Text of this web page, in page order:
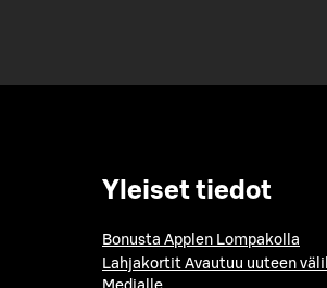
Yleiset tiedot
Bonusta Applen Lompakolla
Lahjakortit Avautuu uuteen